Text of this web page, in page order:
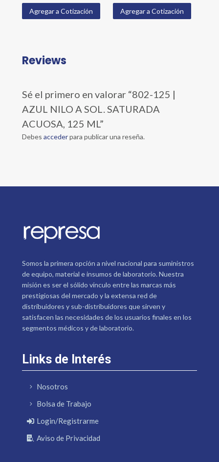
Agregar a Cotización Agregar a Cotización
Reviews
Sé el primero en valorar “802-125 |
AZUL NILO A SOL. SATURADA
ACUOSA, 125 ML”
Debes accederpara publicar una reseña.
Somos la primera opción a nivel nacional para suministros
de equipo, material e insumos de laboratorio. Nuestra
misión es ser el sólido vínculo entre las marcas más
prestigiosas del mercado y la extensa red de
distribuidores y sub-distribuidores que sirven y
satisfacen las necesidades de los usuarios finales en los
segmentos médicos y de laboratorio.
Links de Interés
Nosotros
Bolsa de Trabajo
Login/Registrarme
Aviso de Privacidad